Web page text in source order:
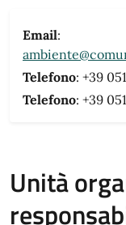
Email:
Telefono: +39
Telefono: +39
Unità